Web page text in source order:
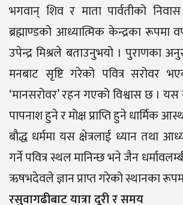
भगवान् शिव र माता पार्वतीको
ब्रह्माण्डको आध्यात्मिक केन्द्रका रूपमा
उपेन्द्र मिश्रले बताउनुभयो । पुराणका
मनबाट सृष्टि गरेको पवित्र सरोवर
‘मानसरोवर’ रहन गएको विश्वास छ ।
पापनाश हुने र मोक्ष प्राप्ति हुने धार्मिक
बौद्ध धर्ममा यस क्षेत्रलाई ध्यान तथा
गर्ने पवित्र स्थल मानिन्छ भने जैन
ऋषभदेवले ज्ञान प्राप्त गरेको स्थानका
रसुवागढीबाट यात्रा दूरी र समय